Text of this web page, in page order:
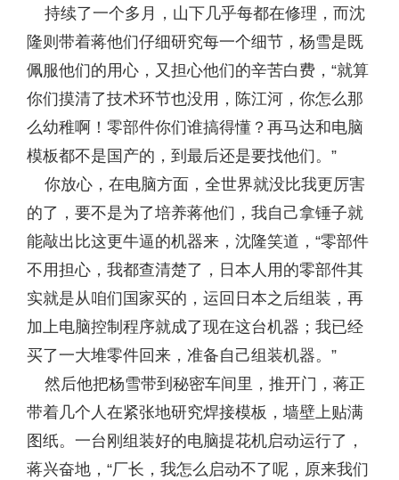
持续了一个多月，山下几乎每都在修理，而沈
隆则带着蒋他们仔细研究每一个细节，杨雪是既
佩服他们的用心，又担心他们的辛苦白费，“就算
你们摸清了技术环节也没用，陈江河，你怎么那
么幼稚啊！零部件你们谁搞得懂？再马达和电脑
模板都不是国产的，到最后还是要找他们。”
你放心，在电脑方面，全世界就没比我更厉害
的了，要不是为了培养蒋他们，我自己拿锤子就
能敲出比这更牛逼的机器来，沈隆笑道，“零部件
不用担心，我都查清楚了，日本人用的零部件其
实就是从咱们国家买的，运回日本之后组装，再
加上电脑控制程序就成了现在这台机器；我已经
买了一大堆零件回来，准备自己组装机器。”
然后他把杨雪带到秘密车间里，推开门，蒋正
带着几个人在紧张地研究焊接模板，墙壁上贴满
图纸。一台刚组装好的电脑提花机启动运行了，
蒋兴奋地，“厂长，我怎么启动不了呢，原来我们